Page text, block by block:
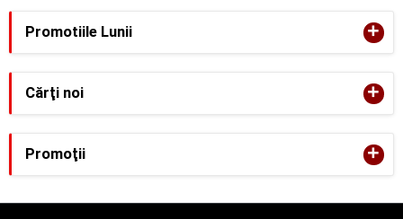
Promotiile Lunii +
Cărţi noi +
Promoţii +